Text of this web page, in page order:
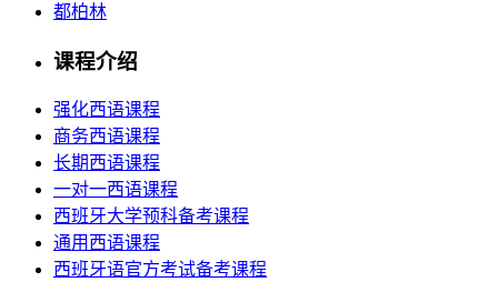
都柏林
课程介绍
强化西语课程
商务西语课程
长期西语课程
一对一西语课程
西班牙大学预科备考课程
通用西语课程
西班牙语官方考试备考课程